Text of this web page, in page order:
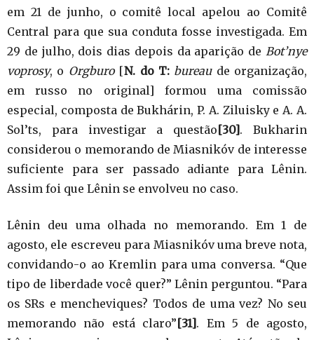
em 21 de junho, o comitê local apelou ao Comitê
Central para que sua conduta fosse investigada. Em
29 de julho, dois dias depois da aparição de Bot’nye
voprosy, o Orgburo[N. do T: bureaude organização,
em russo no original] formou uma comissão
especial, composta de Bukhárin, P. A. Ziluisky e A. A.
Sol’ts, para investigar a questão[30]. Bukharin
considerou o memorando de Miasnikóv de interesse
suficiente para ser passado adiante para Lênin.
Assim foi que Lênin se envolveu no caso.
Lênin deu uma olhada no memorando. Em 1 de
agosto, ele escreveu para Miasnikóv uma breve nota,
convidando-o ao Kremlin para uma conversa. “Que
tipo de liberdade você quer?” Lênin perguntou. “Para
os SRs e mencheviques? Todos de uma vez? No seu
memorando não está claro”[31]. Em 5 de agosto,